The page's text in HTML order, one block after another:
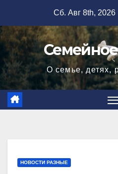
содержимому
Сб. Авг 8th, 2026
О семье, детях,
НОВОСТИ РАЗНЫЕ